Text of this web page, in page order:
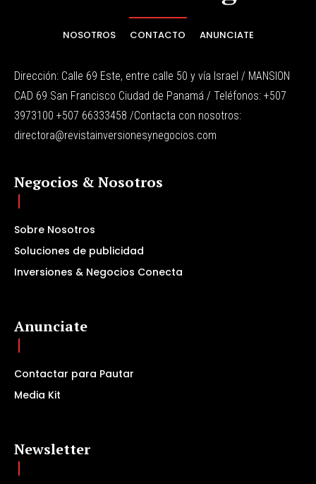
NOSOTROS CONTACTO ANUNCIATE
Dirección: Calle 69 Este, entre calle 50 y vía Israel / MANSION
CAD 69 San Francisco Ciudad de Panamá / Teléfonos: +507
3973100 +507 66333458 /Contacta con nosotros:
directora@revistainversionesynegocios.com
Negocios & Nosotros
Sobre Nosotros
Soluciones de publicidad
Inversiones & Negocios Conecta
Anunciate
Contactar para Pautar
Media Kit
Newsletter